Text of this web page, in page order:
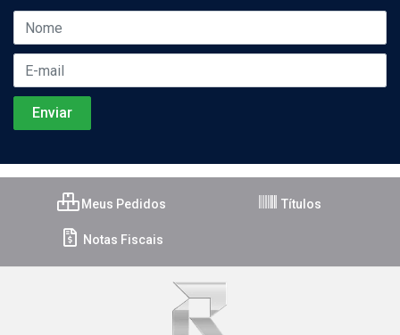
Meus Pedidos Títulos
Notas Fiscais